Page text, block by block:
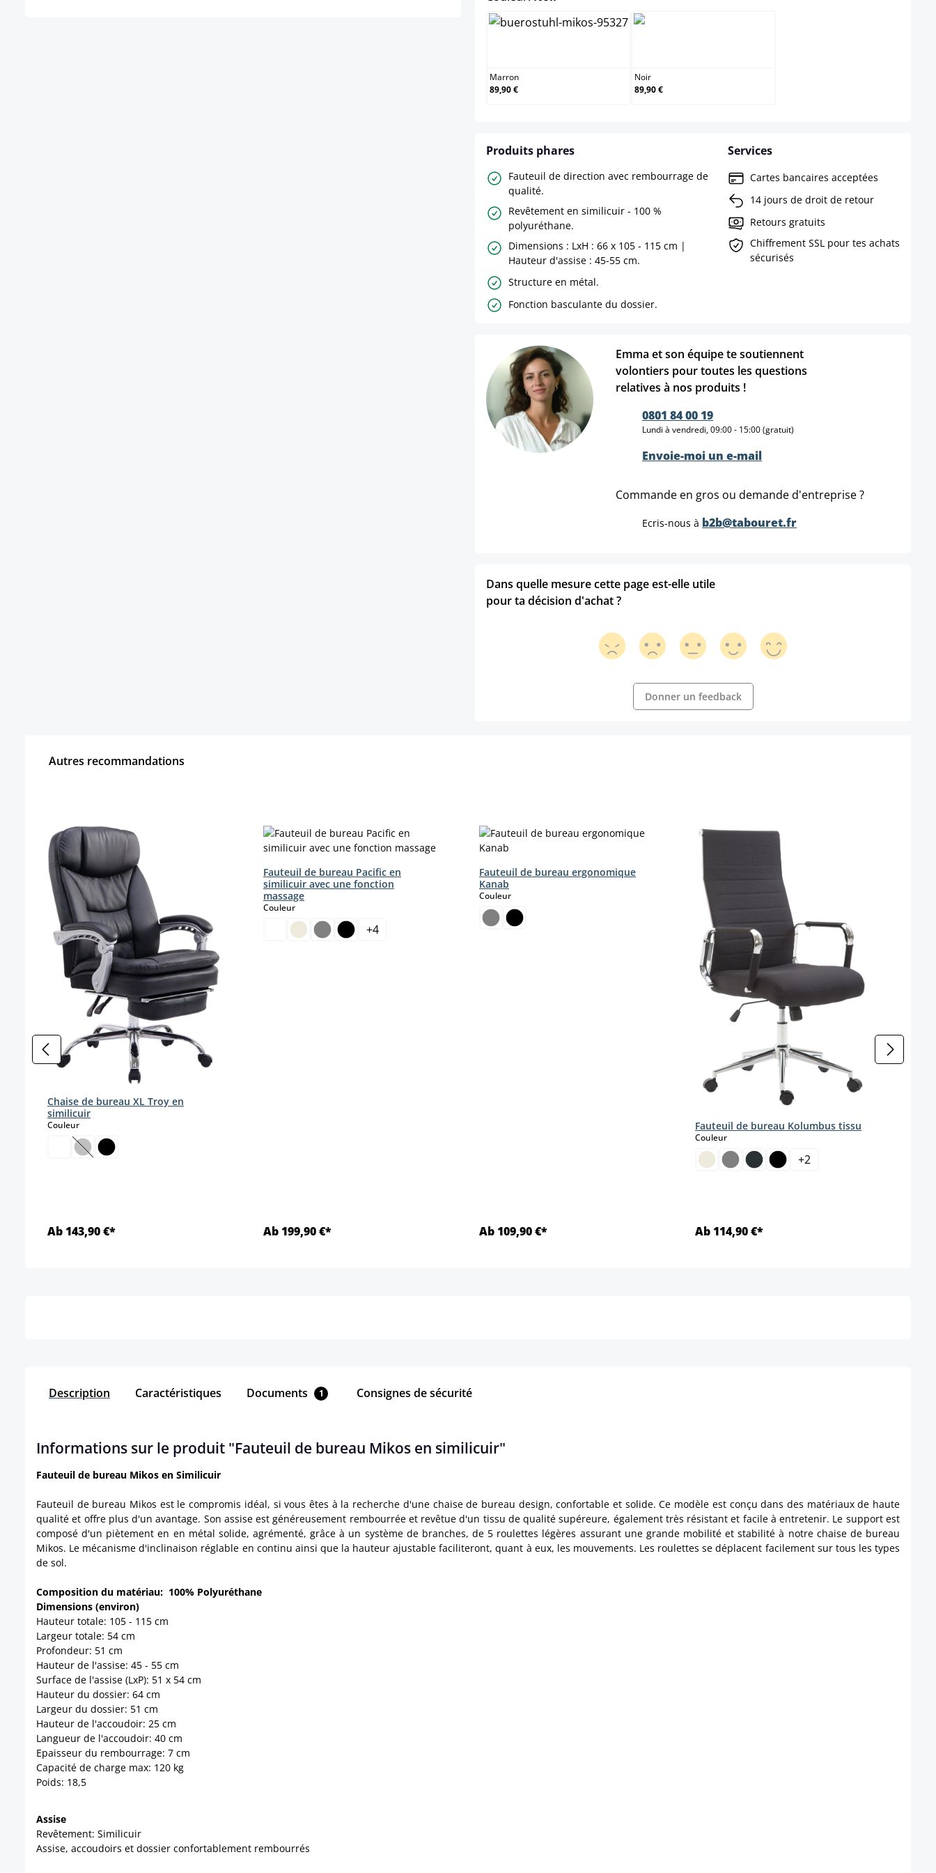
Marron
89,90 €
Noir
89,90 €
Produits phares
Fauteuil de direction avec rembourrage de
qualité.
Revêtement en similicuir - 100 %
polyuréthane.
Dimensions : LxH : 66 x 105 - 115 cm |
Hauteur d'assise : 45-55 cm.
Structure en métal.
Fonction basculante du dossier.
Services
Cartes bancaires acceptées
14 jours de droit de retour
Retours gratuits
Chiffrement SSL pour tes achats
sécurisés
Emma et son équipe te soutiennent
volontiers pour toutes les questions
relatives à nos produits !
0801 84 00 19
Lundi à vendredi, 09:00 - 15:00 (gratuit)
Envoie-moi un e-mail
Commande en gros ou demande d'entreprise ?
Ecris-nous à b2b@tabouret.fr
Dans quelle mesure cette page est-elle utile
pour ta décision d'achat ?
Donner un feedback
Autres recommandations
Chaise de bureau XL Troy en
similicuir
Couleurselect
(Cette option n'est pas disponible pour le moment.)
Ab 143,90 €*
Fauteuil de bureau Pacific en
similicuir avec une fonction
massage
Couleurselect
+4
Ab 199,90 €*
Fauteuil de bureau ergonomique
Kanab
Couleurselect
Ab 109,90 €*
Fauteuil de bureau Kolumbus tissu
Couleurselect
+2
Ab 114,90 €*
Description Caractéristiques Documents 1 Consignes de sécurité
Informations sur le produit "Fauteuil de bureau Mikos en similicuir"
Fauteuil de bureau Mikos en Similicuir
Fauteuil de bureau Mikos est le compromis idéal, si vous êtes à la recherche d'une chaise de bureau design, confortable et solide. Ce modèle est conçu dans des matériaux de haute
qualité et offre plus d'un avantage. Son assise est généreusement rembourrée et revêtue d'un tissu de qualité supéreure, également très résistant et facile à entretenir. Le support est
composé d'un piètement en en métal solide, agrémenté, grâce à un système de branches, de 5 roulettes légères assurant une grande mobilité et stabilité à notre chaise de bureau
Mikos. Le mécanisme d'inclinaison réglable en continu ainsi que la hauteur ajustable faciliteront, quant à eux, les mouvements. Les roulettes se déplacent facilement sur tous les types
de sol.
Composition du matériau: 100% Polyuréthane
Dimensions (environ)
Hauteur totale: 105 - 115 cm
Largeur totale: 54 cm
Profondeur: 51 cm
Hauteur de l'assise: 45 - 55 cm
Surface de l'assise (LxP): 51 x 54 cm
Hauteur du dossier: 64 cm
Largeur du dossier: 51 cm
Hauteur de l'accoudoir: 25 cm
Langueur de l'accoudoir: 40 cm
Epaisseur du rembourrage: 7 cm
Capacité de charge max: 120 kg
Poids: 18,5
Assise
Revêtement: Similicuir
Assise, accoudoirs et dossier confortablement rembourrés